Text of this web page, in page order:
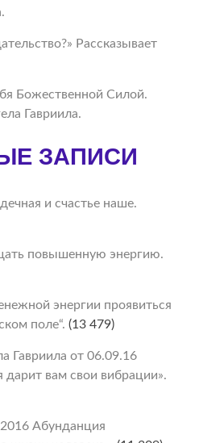
Рассказывает
Божественной Силой.
Гавриила.
ЗАПИСИ
и счастье наше.
повышенную энергию.
энергии проявиться
поле“. (13 479)
Гавриила от 06.09.16
дарит вам свои вибрации».
Абунданция